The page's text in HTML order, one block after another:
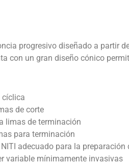
progresivo diseñado a partir
con un gran diseño cónico
cíclica
de corte
limas de terminación
para terminación
adecuado para la
variable mínimamente invasivas